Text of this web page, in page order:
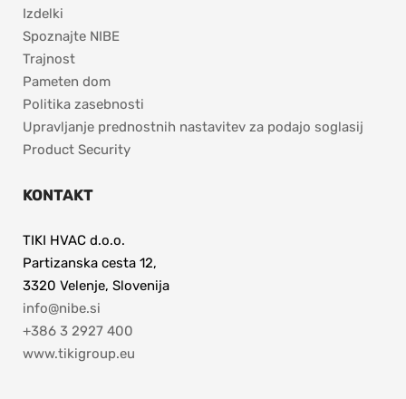
Izdelki
Spoznajte NIBE
Trajnost
Pameten dom
Politika zasebnosti
Upravljanje prednostnih nastavitev za podajo soglasij
Product Security
KONTAKT
TIKI HVAC d.o.o.
Partizanska cesta 12,
3320 Velenje, Slovenija
info@nibe.si
+386 3 2927 400
www.tikigroup.eu